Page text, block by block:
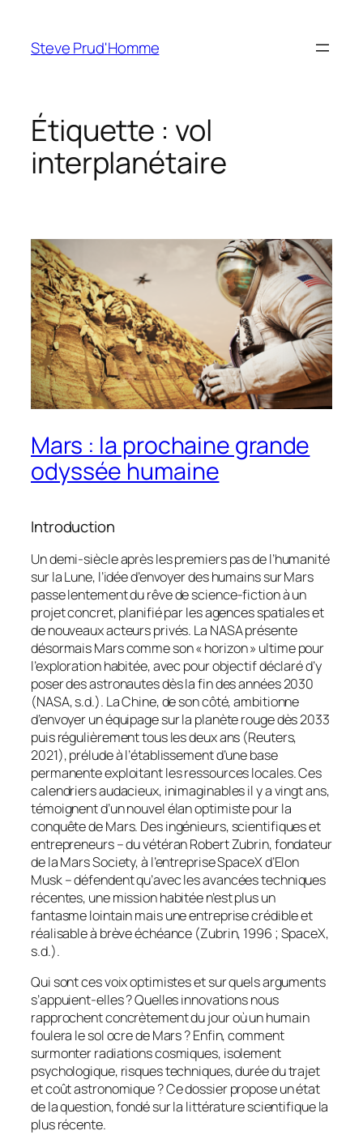
contenu
Steve Prud'Homme
Étiquette : vol
interplanétaire
Mars : la prochaine grande
odyssée humaine
Introduction
Un demi-siècle après les premiers pas de l’humanité
sur la Lune, l’idée d’envoyer des humains sur Mars
passe lentement du rêve de science-fiction à un
projet concret, planifié par les agences spatiales et
de nouveaux acteurs privés. La NASA présente
désormais Mars comme son « horizon » ultime pour
l’exploration habitée, avec pour objectif déclaré d’y
poser des astronautes dès la fin des années 2030
(NASA, s.d.). La Chine, de son côté, ambitionne
d’envoyer un équipage sur la planète rouge dès 2033
puis régulièrement tous les deux ans (Reuters,
2021), prélude à l’établissement d’une base
permanente exploitant les ressources locales. Ces
calendriers audacieux, inimaginables il y a vingt ans,
témoignent d’un nouvel élan optimiste pour la
conquête de Mars. Des ingénieurs, scientifiques et
entrepreneurs – du vétéran Robert Zubrin, fondateur
de la Mars Society, à l’entreprise SpaceX d’Elon
Musk – défendent qu’avec les avancées techniques
récentes, une mission habitée n’est plus un
fantasme lointain mais une entreprise crédible et
réalisable à brève échéance (Zubrin, 1996 ; SpaceX,
s.d.).
Qui sont ces voix optimistes et sur quels arguments
s’appuient-elles ? Quelles innovations nous
rapprochent concrètement du jour où un humain
foulera le sol ocre de Mars ? Enfin, comment
surmonter radiations cosmiques, isolement
psychologique, risques techniques, durée du trajet
et coût astronomique ? Ce dossier propose un état
de la question, fondé sur la littérature scientifique la
plus récente.